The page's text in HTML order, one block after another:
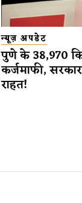
न्यूज़ अपडेट
पुणे के 38,970
कर्जमाफी,
राहत!